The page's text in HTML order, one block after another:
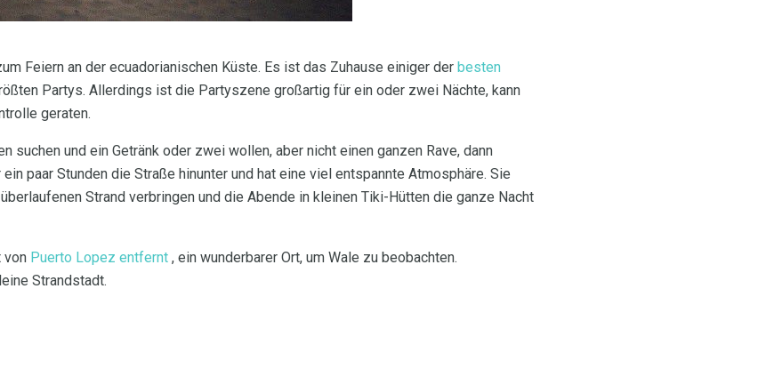
Feiern an der ecuadorianischen Küste. Es ist das Zuhause einiger der besten
Partys. Allerdings ist die Partyszene großartig für ein oder zwei Nächte, kann
geraten.
suchen und ein Getränk oder zwei wollen, aber nicht einen ganzen Rave, dann
paar Stunden die Straße hinunter und hat eine viel entspannte Atmosphäre. Sie
Strand verbringen und die Abende in kleinen Tiki-Hütten die ganze Nacht
von Puerto Lopez entfernt , ein wunderbarer Ort, um Wale zu beobachten.
Strandstadt.